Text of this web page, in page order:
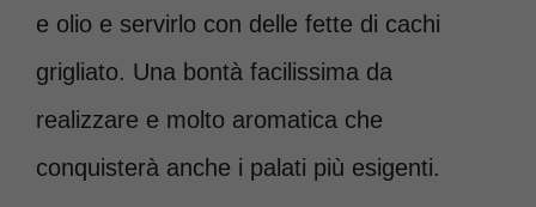
e olio e servirlo con delle fette di cachi
grigliato. Una bontà facilissima da
realizzare e molto aromatica che
conquisterà anche i palati più esigenti.